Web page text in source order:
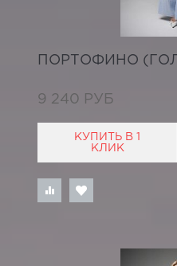
ПОРТОФИНО
9 240 РУБ
КУПИТЬ В 1
КЛИК